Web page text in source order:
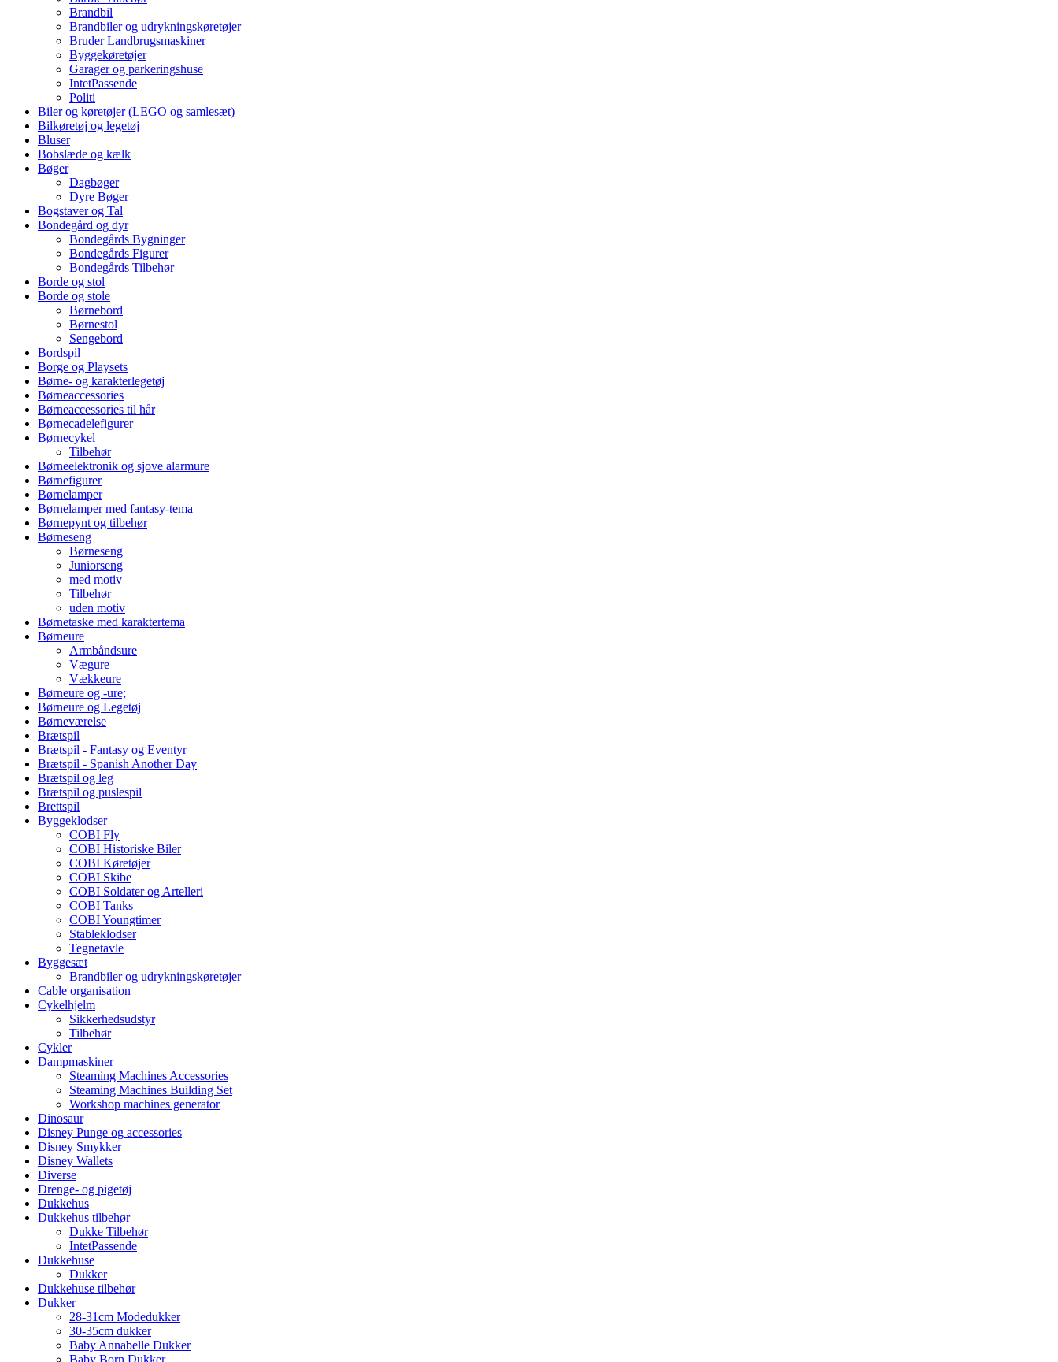
Brandbil
Brandbiler og udrykningskøretøjer
Bruder Landbrugsmaskiner
Byggekøretøjer
Garager og parkeringshuse
IntetPassende
Politi
Biler og køretøjer (LEGO og samlesæt)
Bilkøretøj og legetøj
Bluser
Bobslæde og kælk
Bøger
Dagbøger
Dyre Bøger
Bogstaver og Tal
Bondegård og dyr
Bondegårds Bygninger
Bondegårds Figurer
Bondegårds Tilbehør
Borde og stol
Borde og stole
Børnebord
Børnestol
Sengebord
Bordspil
Borge og Playsets
Børne- og karakterlegetøj
Børneaccessories
Børneaccessories til hår
Børnecadelefigurer
Børnecykel
Tilbehør
Børneelektronik og sjove alarmure
Børnefigurer
Børnelamper
Børnelamper med fantasy-tema
Børnepynt og tilbehør
Børneseng
Børneseng
Juniorseng
med motiv
Tilbehør
uden motiv
Børnetaske med karaktertema
Børneure
Armbåndsure
Vægure
Vækkeure
Børneure og -ure;
Børneure og Legetøj
Børneværelse
Brætspil
Brætspil - Fantasy og Eventyr
Brætspil - Spanish Another Day
Brætspil og leg
Brætspil og puslespil
Brettspil
Byggeklodser
COBI Fly
COBI Historiske Biler
COBI Køretøjer
COBI Skibe
COBI Soldater og Artelleri
COBI Tanks
COBI Youngtimer
Stableklodser
Tegnetavle
Byggesæt
Brandbiler og udrykningskøretøjer
Cable organisation
Cykelhjelm
Sikkerhedsudstyr
Tilbehør
Cykler
Dampmaskiner
Steaming Machines Accessories
Steaming Machines Building Set
Workshop machines generator
Dinosaur
Disney Punge og accessories
Disney Smykker
Disney Wallets
Diverse
Drenge- og pigetøj
Dukkehus
Dukkehus tilbehør
Dukke Tilbehør
IntetPassende
Dukkehuse
Dukker
Dukkehuse tilbehør
Dukker
28-31cm Modedukker
30-35cm dukker
Baby Annabelle Dukker
Baby Born Dukker